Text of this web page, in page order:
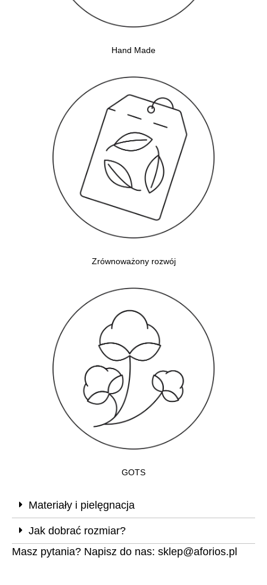
Hand Made
Zrównoważony rozwój
GOTS
Materiały i pielęgnacja
Jak dobrać rozmiar?
Masz pytania? Napisz do nas: sklep@aforios.pl